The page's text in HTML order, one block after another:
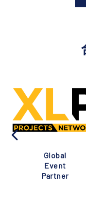
Global
Event
Partner